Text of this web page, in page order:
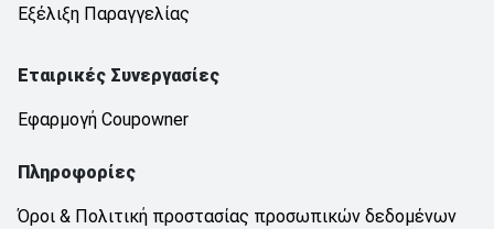
Εξέλιξη Παραγγελίας
Εταιρικές Συνεργασίες
Εφαρμογή Coupowner
Πληροφορίες
Όροι & Πολιτική προστασίας προσωπικών δεδομένων